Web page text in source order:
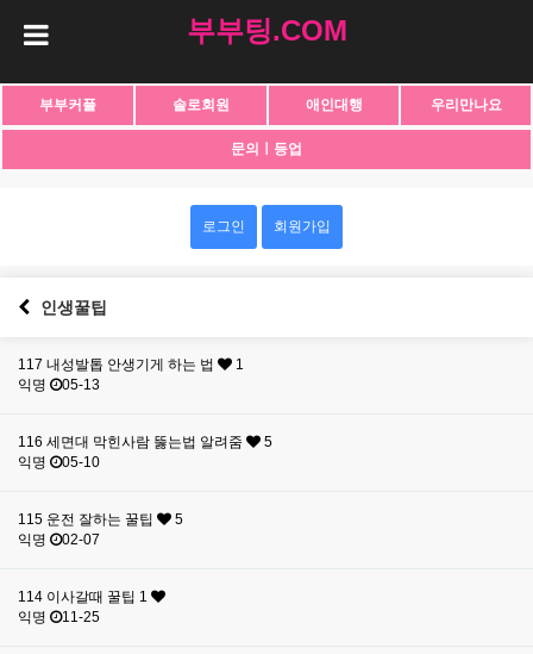
부부팅.COM
부부커플 솔로회원 애인대행 우리만나요
문의ㅣ등업
로그인 회원가입
인생꿀팁
117 내성발톱 안생기게 하는 법
1
익명
05-13
116 세면대 막힌사람 뚫는법 알려줌
5
익명
05-10
115 운전 잘하는 꿀팁
5
익명
02-07
114 이사갈때 꿀팁 1
익명
11-25